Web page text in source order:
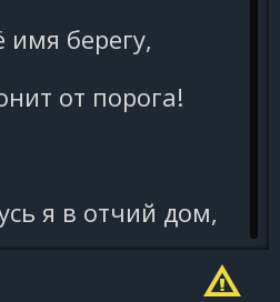
имя берегу,
от порога!
я в отчий дом,